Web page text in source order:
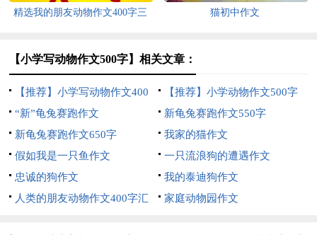
精选我的朋友动物作文400字三
猫初中作文
【小学写动物作文500字】相关文章：
【推荐】小学写动物作文400
字七篇
【推荐】小学动物作文500字
锦集七篇
“新”龟兔赛跑作文
新龟兔赛跑作文550字
新龟兔赛跑作文650字
我家的猫作文
假如我是一只鱼作文
一只流浪狗的遭遇作文
忠诚的狗作文
我的泰迪狗作文
人类的朋友动物作文400字汇
家庭动物园作文